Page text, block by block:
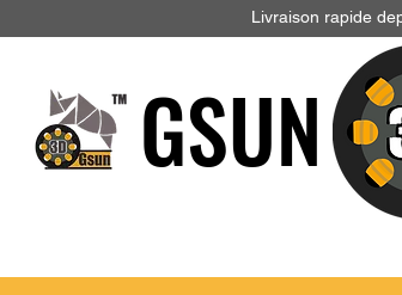
Livraison rapide